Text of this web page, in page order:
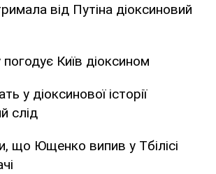
від Путіна діоксиновий
Київ діоксином
у діоксинової історії
слід
що Ющенко випив у Тбілісі